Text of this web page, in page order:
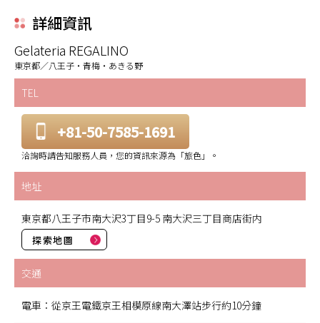
詳細資訊
Gelateria REGALINO
東京都／八王子・青梅・あきる野
TEL
+81-50-7585-1691
洽詢時請告知服務人員，您的資訊來源為「旅色」。
地址
東京都八王子市南大沢3丁目9-5 南大沢三丁目商店街内
探索地圖
交通
電車：從京王電鐵京王相模原線南大澤站步行約10分鐘